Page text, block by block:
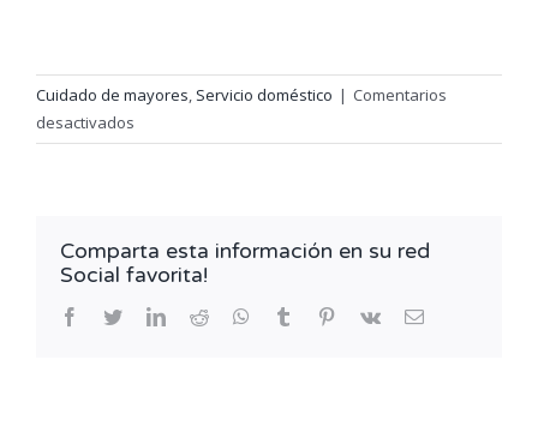
Cuidado de mayores, Servicio doméstico | Comentarios
desactivados
Cómo
en
personas
mayores
Comparta esta información en su red
Social favorita!
facebook
twitterlinkedinreddit whatsapptumblr pinterest
vk
Correo